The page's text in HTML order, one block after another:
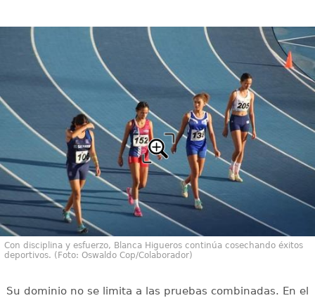
Con disciplina y esfuerzo, Blanca Higueros continúa cosechando éxitos
deportivos. (Foto: Oswaldo Cop/Colaborador)
Su dominio no se limita a las pruebas combinadas. En el